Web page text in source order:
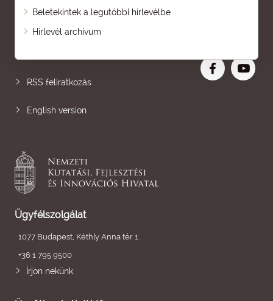
Beletekintek a legutóbbi hírlevélbe
Hírlevél archívum
Oldaltérkép
RSS feliratkozás
English version
Ügyfélszolgálat
1077 Budapest, Kéthly Anna tér 1.
+36 1 795 9500
Írjon nekünk